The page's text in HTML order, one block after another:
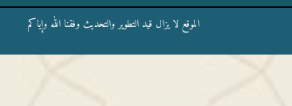
الموقع لا يزال قيد التطوير والتحديث وفقنا الله وإياكم